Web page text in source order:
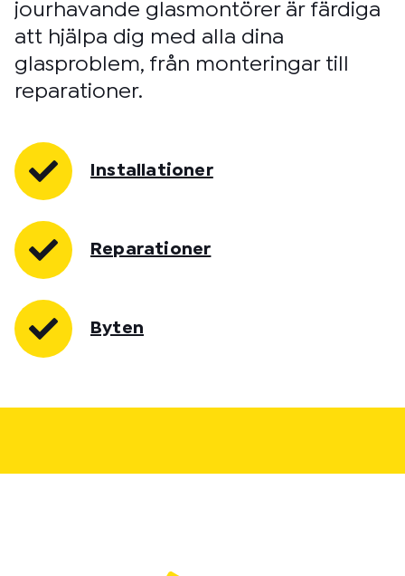
jourhavande glasmontörer är färdiga
att hjälpa dig med alla dina
glasproblem, från monteringar till
reparationer.
Installationer
Reparationer
Byten